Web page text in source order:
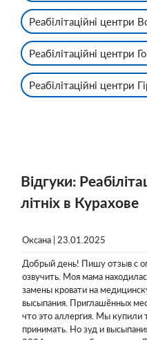
Реабілітаційні центри
Реабілітаційні центри
Реабілітаційні центри
Відгуки:
літніх в Курахове
Оксана | 23.01.2025
Добрый день! Пишу отзыв с
озвучить. Моя мама
замены кровати на
высыпания. Приглашённых
что это аллергия. Мы купили
принимать. Но зуд и